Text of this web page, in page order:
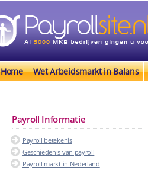
Home Wet Arbeidsmarkt in Balans
Payroll Informatie
Payroll betekenis
Geschiedenis van payroll
Payroll markt in Nederland